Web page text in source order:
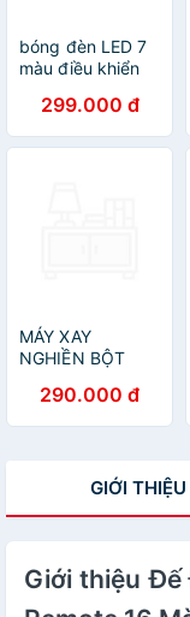
bóng đèn LED 7
màu điều khiển
màu đẹp dùng
trang trí hoặc
chiếu sáng
299.000 đ
MÁY XAY
NGHIỀN BỘT
MỌI GIA ĐÌNH
HÀNG CHUẨN
290.000 đ
GIỚI THIỆU
Giới thiệu Đế